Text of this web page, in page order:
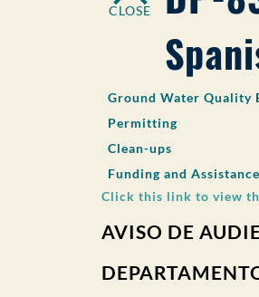
CLOSE
Ground Water Quality
Permitting
Clean-ups
Funding and Assistance
Click this link to view
AVISO DE